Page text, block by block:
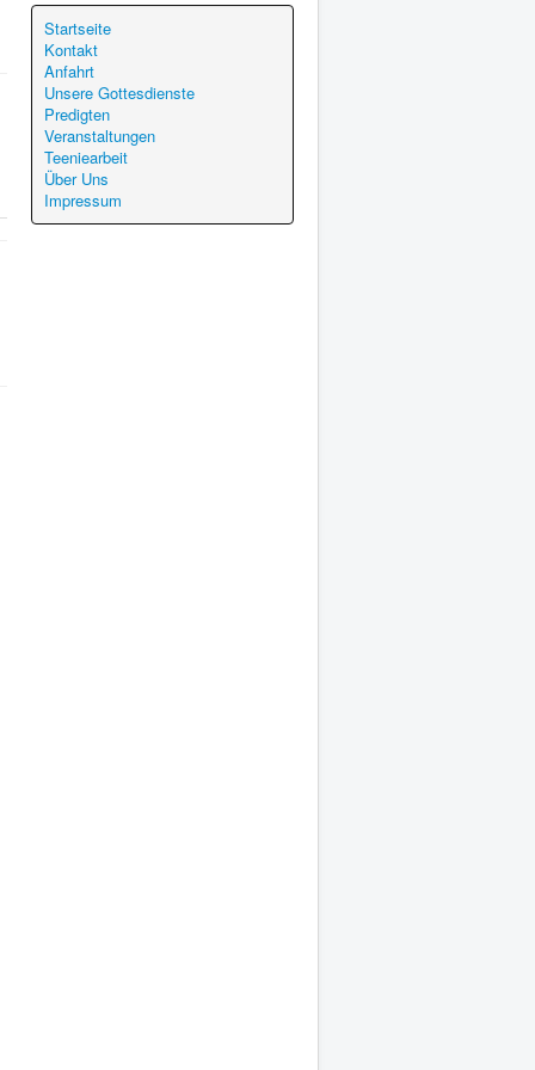
Startseite
Kontakt
Anfahrt
Unsere Gottesdienste
Predigten
Veranstaltungen
Teeniearbeit
Über Uns
Impressum